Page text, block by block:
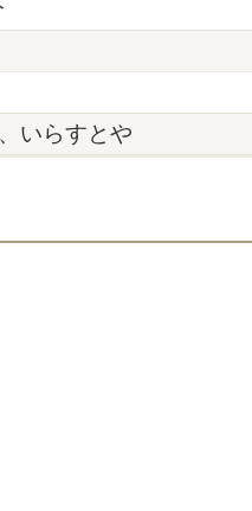
いらすとや